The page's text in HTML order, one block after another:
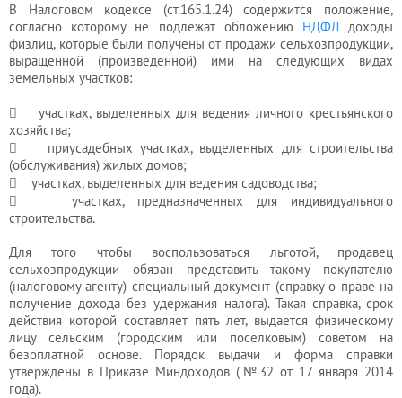
В Налоговом кодексе (ст.165.1.24) содержится положение,
согласно которому не подлежат обложению НДФЛдоходы
физлиц, которые были получены от продажи сельхозпродукции,
выращенной (произведенной) ими на следующих видах
земельных участков:
 участках, выделенных для ведения личного крестьянского
хозяйства;
 приусадебных участках, выделенных для строительства
(обслуживания) жилых домов;
 участках, выделенных для ведения садоводства;
 участках, предназначенных для индивидуального
строительства.
Для того чтобы воспользоваться льготой, продавец
сельхозпродукции обязан представить такому покупателю
(налоговому агенту) специальный документ (справку о праве на
получение дохода без удержания налога). Такая справка, срок
действия которой составляет пять лет, выдается физическому
лицу сельским (городским или поселковым) советом на
безоплатной основе. Порядок выдачи и форма справки
утверждены в Приказе Миндоходов (№32 от 17 января 2014
года).